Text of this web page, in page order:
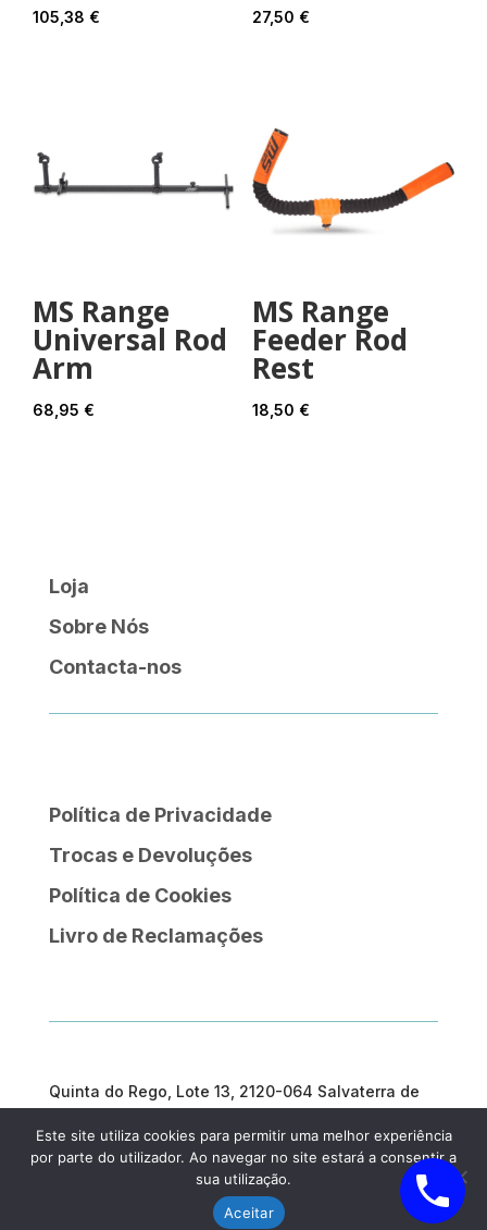
105,38 € 27,50 €
MS Range
Universal Rod
Arm
68,95 €
MS Range
Feeder Rod
Rest
18,50 €
Loja
Sobre Nós
Contacta-nos
Política de Privacidade
Trocas e Devoluções
Política de Cookies
Livro de Reclamações
Quinta do Rego, Lote 13, 2120-064 Salvaterra de
geral@prosargosteam.com
Este site utiliza cookies para permitir uma melhor experiência
por parte do utilizador. Ao navegar no site estará a consentir a
sua utilização.
Aceitar